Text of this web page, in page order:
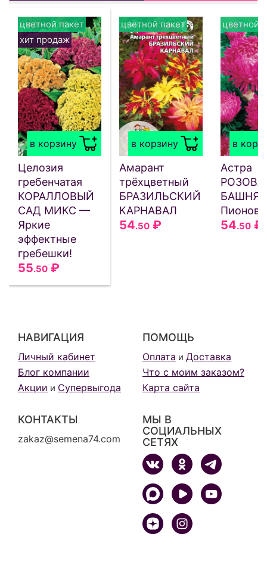
в корзину
цветной пакет
хит продаж
Целозия
гребенчатая
КОРАЛЛОВЫЙ
САД МИКС —
Яркие
эффектные
гребешки!
55.50 ₽
в корзину
цветной пакет
Амарант
трёхцветный
БРАЗИЛЬСКИЙ
КАРНАВАЛ
54.50 ₽
в
цветной
Астра
БАШНЯ
54.50 ₽
НАВИГАЦИЯ
Личный кабинет
Блог компании
Акции и Супервыгода
ПОМОЩЬ
Оплата и Доставка
Что с моим заказом?
Карта сайта
КОНТАКТЫ
zakaz@semena74.com
МЫ В
СОЦИАЛЬНЫХ
СЕТЯХ